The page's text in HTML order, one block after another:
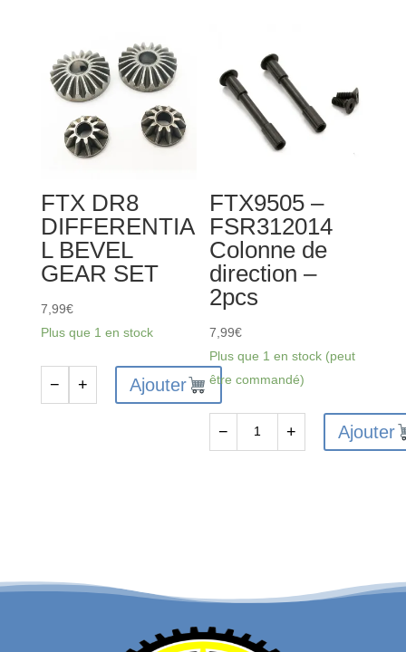
Jeu
supports
triangles
AV/AR
FTX DR8
DIFFERENTIA
L BEVEL
GEAR SET
7,99€
Plus que 1 en stock
− + Ajouter
FTX9505 –
FSR312014
Colonne de
direction –
2pcs
7,99€
Plus que 1 en stock (peut
être commandé)
direction
-
− + Ajouter